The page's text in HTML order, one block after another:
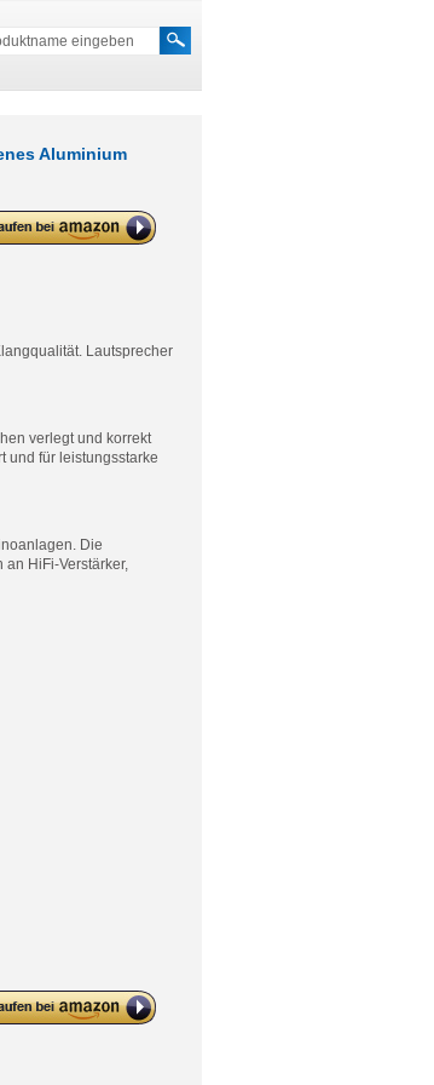
Aluminium
2,5mm²
Boxenkabel
Lautsprecher
verlegt und korrekt
und für leistungsstarke
Die
HiFi-Verstärker,
2,5mm²
Boxenkabel